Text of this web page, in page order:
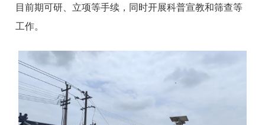
目前期可研、立项等手续，同时开展科普宣教和筛查等
工作。